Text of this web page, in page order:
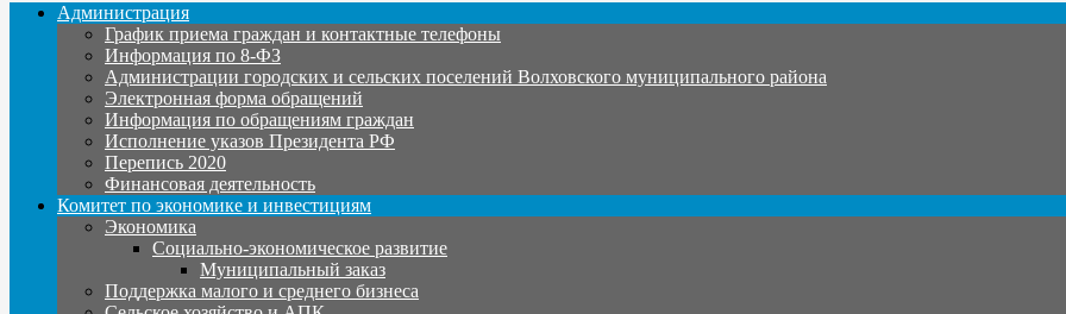
Администрация
График приема граждан и контактные телефоны
Информация по 8-ФЗ
Администрации городских и сельских поселений Волховского муниципального района
Электронная форма обращений
Информация по обращениям граждан
Исполнение указов Президента РФ
Перепись 2020
Финансовая деятельность
Комитет по экономике и инвестициям
Экономика
Социально-экономическое развитие
Муниципальный заказ
Поддержка малого и среднего бизнеса